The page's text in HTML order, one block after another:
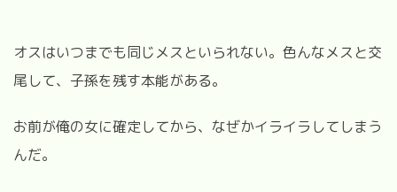
オスはいつまでも同じメスといられない。色んなメスと交
尾して、子孫を残す本能がある。
お前が俺の女に確定してから、なぜかイライラしてしまう
んだ。